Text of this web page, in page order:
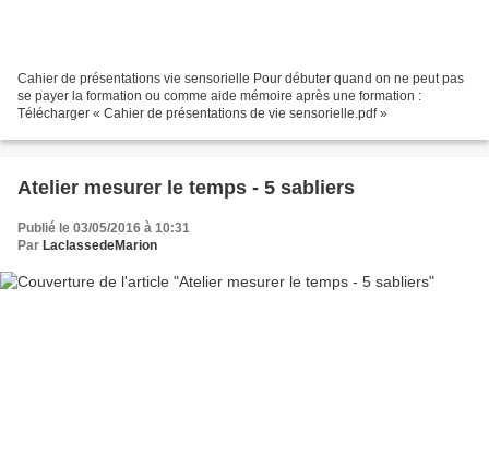
Cahier de présentations vie sensorielle Pour débuter quand on ne peut pas
se payer la formation ou comme aide mémoire après une formation :
Télécharger « Cahier de présentations de vie sensorielle.pdf »
Atelier mesurer le temps - 5 sabliers
Publié le 03/05/2016 à 10:31
Par LaclassedeMarion